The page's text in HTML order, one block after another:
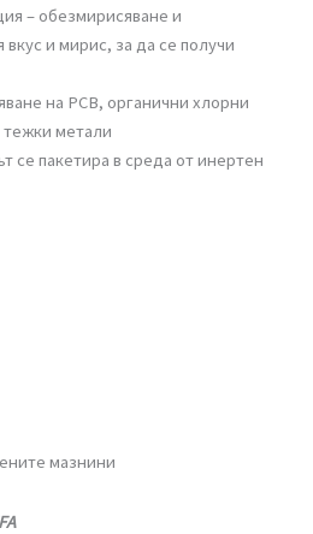
– обезмирисяване и
и мирис, за да се получи
на РСВ, органични хлорни
метали
се пакетира в среда от инертен
мазнини